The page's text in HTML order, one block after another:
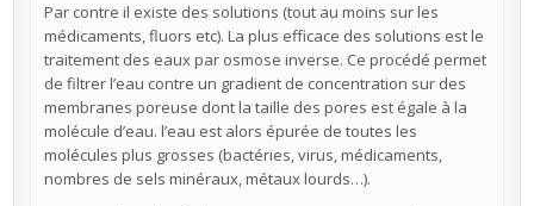
Par contre il existe des solutions (tout au moins sur les
médicaments, fluors etc). La plus efficace des solutions est le
traitement des eaux par osmose inverse. Ce procédé permet
de filtrer l’eau contre un gradient de concentration sur des
membranes poreuse dont la taille des pores est égale à la
molécule d’eau. l’eau est alors épurée de toutes les
molécules plus grosses (bactéries, virus, médicaments,
nombres de sels minéraux, métaux lourds…).